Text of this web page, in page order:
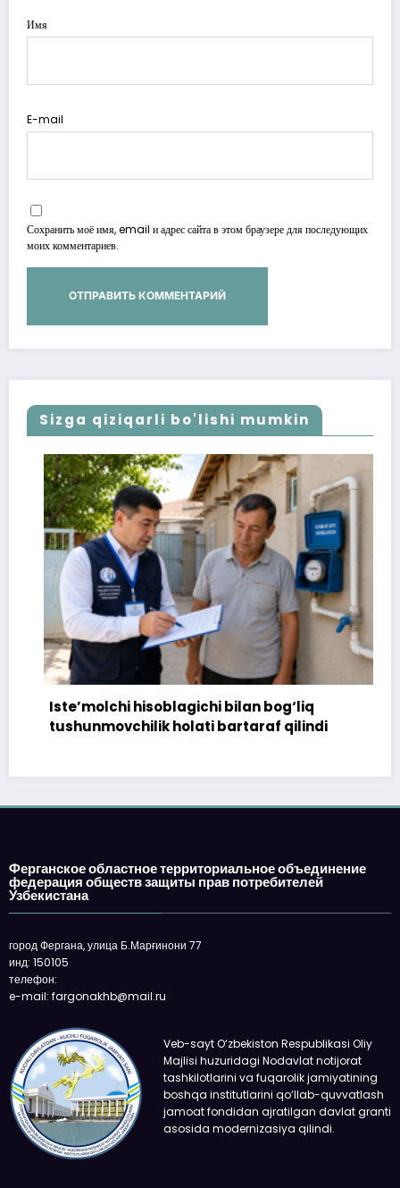
Имя
E-mail
Сохранить моё имя, email и адрес сайта в этом браузере для последующих
моих комментариев.
Sizga qiziqarli bo'lishi mumkin
Iste’molchi hisoblagichi bilan bog‘liq
tushunmovchilik holati bartaraf qilindi
Ферганское областное территориальное объединение
федерация обществ защиты прав потребителей
Узбекистана
город Фергана, улица Б.Марғинони 77
инд: 150105
телефон:
e-mail: fargonakhb@mail.ru
Veb-sayt O‘zbekiston Respublikasi Oliy
Majlisi huzuridagi Nodavlat notijorat
tashkilotlarini va fuqarolik jamiyatining
boshqa institutlarini qo‘llab-quvvatlash
jamoat fondidan ajratilgan davlat granti
asosida modernizasiya qilindi.